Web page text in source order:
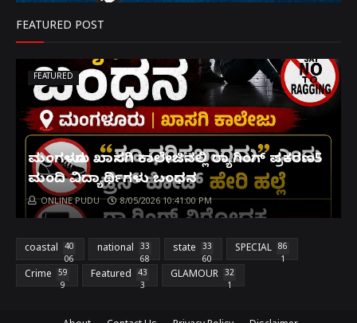
FEATURED POST
FEATURED
ಮಂಗಳೂರು ಖಾಸಗಿ ಕಾಲೇಜಿನಲ್ಲಿ ರ‌್ಯಾಗಿಂಗ್ ಪ್ರಕರಣ5
ಮಂದಿ ವಿದ್ಯಾರ್ಥಿಗಳು ಬಂಧನ
ONLINE PUDU 8/05/2026 10:41:00 PM
coastal
40
06
national
33
68
state
33
60
SPECIAL
86
1
Crime
59
9
Featured
43
3
GLAMOUR
32
1